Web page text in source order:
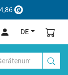
4,86
DE